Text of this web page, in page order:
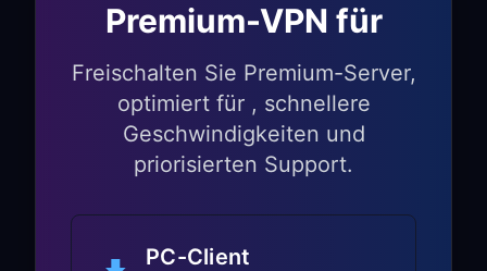
Prüfen Sie, ob Sie auf geografisch
eingeschränkte Inhalte zugreifen
können
Ihr Roku-Gerät verwendet jetzt VPN
über Ihren PC!
Funktionen
Premium-VPN für
Freischalten Sie Premium-Server,
optimiert für , schnellere
Geschwindigkeiten und
priorisierten Support.
PC-Client